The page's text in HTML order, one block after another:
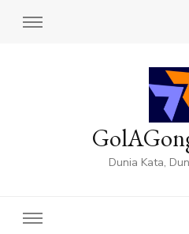
Dunia Kata,